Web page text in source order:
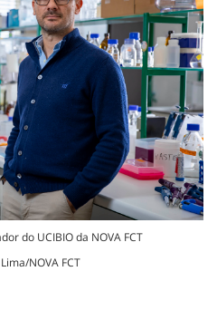
do UCIBIO da NOVA FCT
NOVA FCT